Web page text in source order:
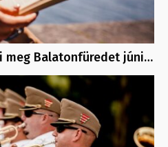
meg Balatonfüredet júni…